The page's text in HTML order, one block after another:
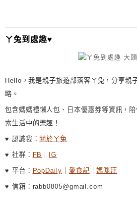
I
V
ㄚ兔到處趣♥
Hello，我是親子旅遊部落客ㄚ兔，分享親
略。
包含媽媽禮懶人包、日本優惠券等資訊，
索生活中的樂趣！
♥ 認識我： 關於ㄚ兔
♥ 社群： FB IG
♥ 平台： PopDaily 愛食記 ｜媽咪拜
♥ 信箱：rabb0805@gmail.com